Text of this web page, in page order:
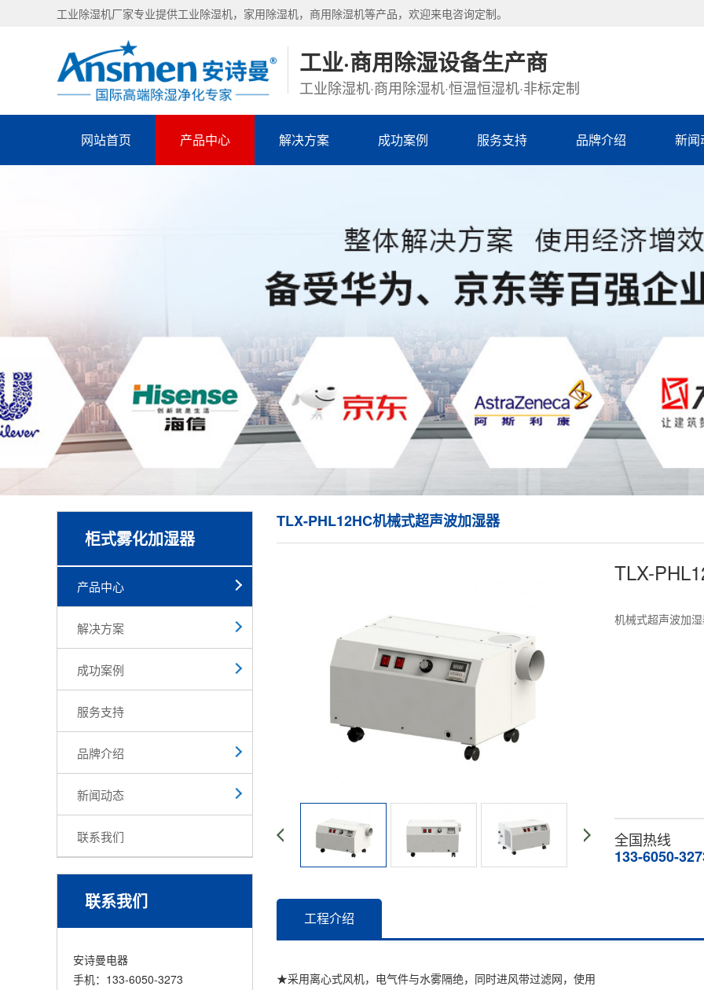
工业除湿机厂家专业提供工业除湿机，家用除湿机，商用除湿机等产品，欢迎来电咨询定制。
工业·商用除湿设备生产商
工业除湿机·商用除湿机·恒温恒湿机·非标定制
网站首页 产品中心 解决方案 成功案例 服务支持 品牌介绍 新闻
柜式雾化加湿器
产品中心
解决方案
成功案例
服务支持
品牌介绍
新闻动态
联系我们
联系我们
安诗曼电器
手机：133-6050-3273
TLX-PHL12HC机械式超声波加湿器
TLX-
机械式超声波加
全国热线
133-6050-
工程介绍
★采用离心式风机，电气件与水雾隔绝，同时进风带过滤网，使用